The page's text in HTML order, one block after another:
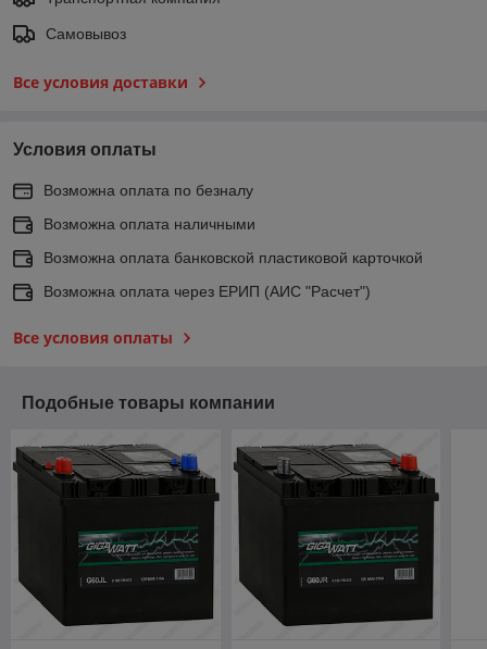
Самовывоз
Все условия доставки
Условия оплаты
Возможна оплата по безналу
Возможна оплата наличными
Возможна оплата банковской пластиковой карточкой
Возможна оплата через ЕРИП (АИС "Расчет")
Все условия оплаты
Подобные товары компании